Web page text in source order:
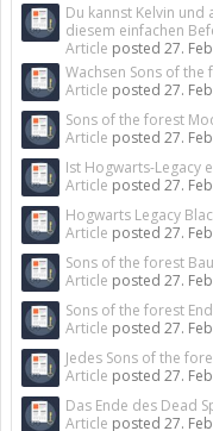
Du kannst Kelvin und
diesem einfachen
Article posted 27.
Wachsen Sons of the
Article posted 27.
Sons of the forest
Article posted 27.
Ist Hogwarts-Legacy
Article posted 27.
Hogwarts Legacy
Article posted 27.
Sons of the forest
Article posted 27.
Sons of the forest
Article posted 27.
Jedes Sons of the
Article posted 27.
Das Ende des Dead
Article posted 27.